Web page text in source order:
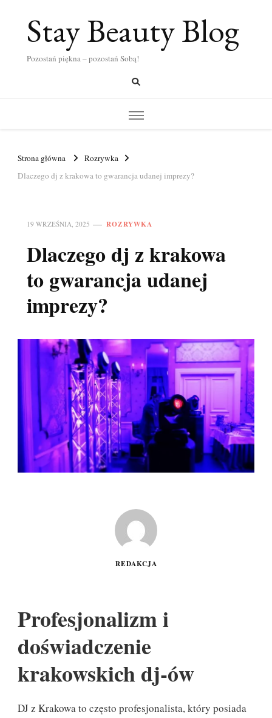
Stay Beauty Blog
Pozostań piękna – pozostań Sobą!
Strona główna
Rozrywka
Dlaczego dj z krakowa to gwarancja udanej imprezy?
19 WRZEŚNIA, 2025 ROZRYWKA
Dlaczego dj z krakowa
to gwarancja udanej
imprezy?
REDAKCJA
Profesjonalizm i
doświadczenie
krakowskich dj-ów
DJ z Krakowa to często profesjonalista, który posiada